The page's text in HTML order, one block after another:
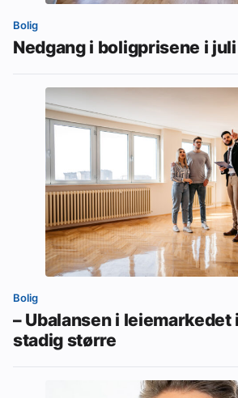
Bolig
Nedgang i boligprisene i juli
Bolig
– Ubalansen i leiemarkedet
stadig større